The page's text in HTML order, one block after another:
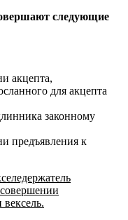
следующие
акцепта,
для акцепта
законному
предъявления к
совершении
вексель.